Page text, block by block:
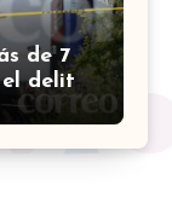
de 7
el delito